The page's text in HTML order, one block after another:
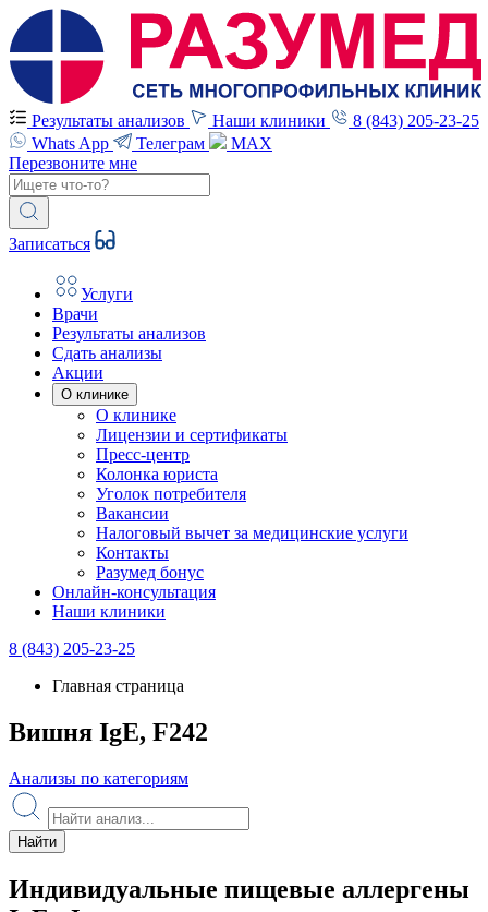
Результаты анализов Наши клиники
8 (843) 205-23-25
Whats App
Телеграм
MAX
Перезвоните мне
Записаться
Услуги
Врачи
Результаты анализов
Сдать анализы
Акции
О клинике
О клинике
Лицензии и сертификаты
Пресс-центр
Колонка юриста
Уголок потребителя
Вакансии
Налоговый вычет за медицинские услуги
Контакты
Разумед бонус
Онлайн-консультация
Наши клиники
8 (843) 205-23-25
Главная страница
Вишня IgE, F242
Анализы по категориям
Найти
Индивидуальные пищевые аллергены